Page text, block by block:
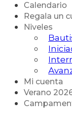
Calendario
Regala un
Niveles
Mi cuenta
Verano